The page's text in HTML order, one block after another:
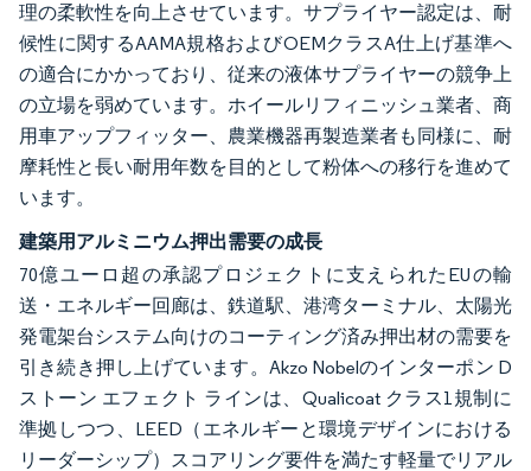
理の柔軟性を向上させています。サプライヤー認定は、耐
候性に関するAAMA規格およびOEMクラスA仕上げ基準へ
の適合にかかっており、従来の液体サプライヤーの競争上
の立場を弱めています。ホイールリフィニッシュ業者、商
用車アップフィッター、農業機器再製造業者も同様に、耐
摩耗性と長い耐用年数を目的として粉体への移行を進めて
います。
建築用アルミニウム押出需要の成長
70億ユーロ超の承認プロジェクトに支えられたEUの輸
送・エネルギー回廊は、鉄道駅、港湾ターミナル、太陽光
発電架台システム向けのコーティング済み押出材の需要を
引き続き押し上げています。Akzo Nobelのインターポン D
ストーン エフェクト ラインは、Qualicoat クラス1規制に
準拠しつつ、LEED（エネルギーと環境デザインにおける
リーダーシップ）スコアリング要件を満たす軽量でリアル